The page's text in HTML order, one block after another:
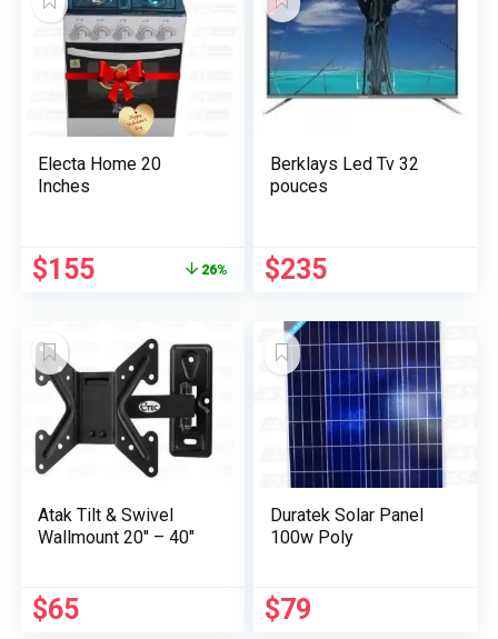
Electa Home 20
Inches
Le
prix
était :
$210.
$155Le
est :
$155.
26%
Berklays Led Tv 32
pouces
$235
Atak Tilt & Swivel
Wallmount 20″ – 40″
$65
Duratek Solar Panel
100w Poly
$79